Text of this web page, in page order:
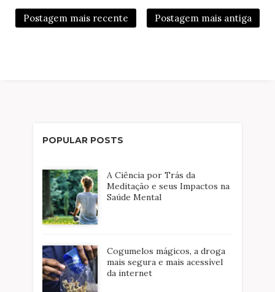
Postagem mais recente Postagem mais antiga
POPULAR POSTS
A Ciência por Trás da
Meditação e seus Impactos na
Saúde Mental
Cogumelos mágicos, a droga
mais segura e mais acessível
da internet